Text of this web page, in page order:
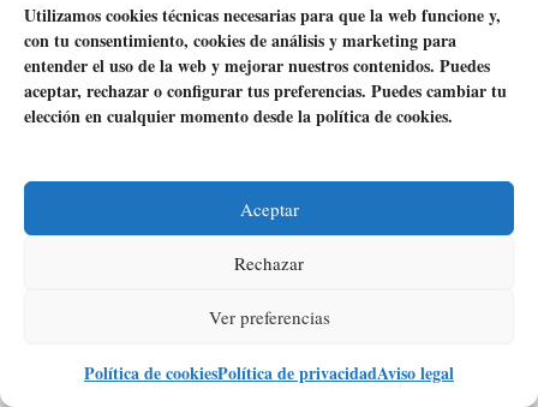
Utilizamos cookies técnicas necesarias para que la web funcione y,
con tu consentimiento, cookies de análisis y marketing para
entender el uso de la web y mejorar nuestros contenidos. Puedes
aceptar, rechazar o configurar tus preferencias. Puedes cambiar tu
elección en cualquier momento desde la política de cookies.
Aceptar
Rechazar
Ver preferencias
Política de cookiesPolítica de privacidadAviso legal
presencia también importa.
Porque si para estar acompañado tienes que
abandonarte, esa compañía acaba dejando un vacío
Puedes estar rodeado, pero sentirte lejos.
Puedes mantener vínculos, pero vivir con la